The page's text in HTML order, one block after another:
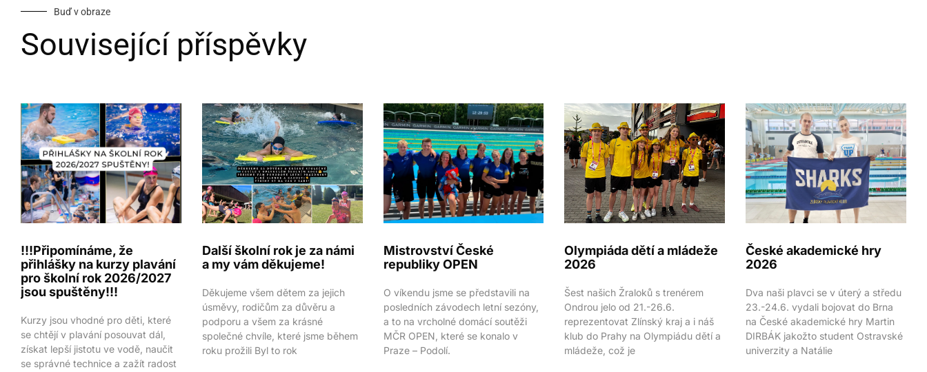
Buď v obraze
Související příspěvky
!!!Připomínáme, že
přihlášky na kurzy plavání
pro školní rok 2026/2027
jsou spuštěny!!!
Kurzy jsou vhodné pro děti, které
se chtějí v plavání posouvat dál,
získat lepší jistotu ve vodě, naučit
se správné technice a zažít radost
Další školní rok je za námi
a my vám děkujeme!
Děkujeme všem dětem za jejich
úsměvy, rodičům za důvěru a
podporu a všem za krásné
společné chvíle, které jsme během
roku prožili Byl to rok
Mistrovství České
republiky OPEN
O víkendu jsme se představili na
posledních závodech letní sezóny,
a to na vrcholné domácí soutěži
MČR OPEN, které se konalo v
Praze – Podolí.
Olympiáda dětí a mládeže
2026
Šest našich Žraloků s trenérem
Ondrou jelo od 21.-26.6.
reprezentovat Zlínský kraj a i náš
klub do Prahy na Olympiádu dětí a
mládeže, což je
České akademické hry
2026
Dva naši plavci se v úterý a středu
23.-24.6. vydali bojovat do Brna
na České akademické hry Martin
DIRBÁK jakožto student Ostravské
univerzity a Natálie